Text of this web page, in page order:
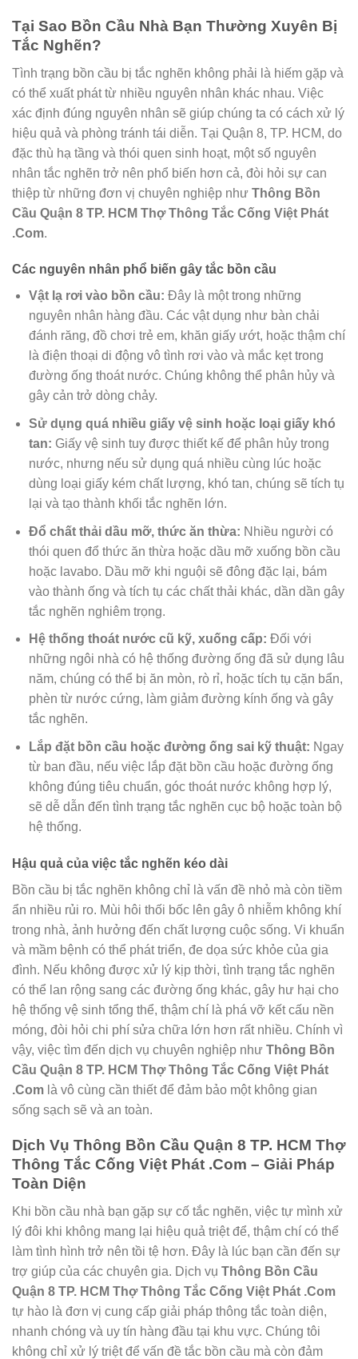
Tại Sao Bồn Cầu Nhà Bạn Thường Xuyên Bị
Tắc Nghẽn?
Tình trạng bồn cầu bị tắc nghẽn không phải là hiếm gặp và
có thể xuất phát từ nhiều nguyên nhân khác nhau. Việc
xác định đúng nguyên nhân sẽ giúp chúng ta có cách xử lý
hiệu quả và phòng tránh tái diễn. Tại Quận 8, TP. HCM, do
đặc thù hạ tầng và thói quen sinh hoạt, một số nguyên
nhân tắc nghẽn trở nên phổ biến hơn cả, đòi hỏi sự can
thiệp từ những đơn vị chuyên nghiệp như Thông Bồn
Cầu Quận 8 TP. HCM Thợ Thông Tắc Cống Việt Phát
.Com.
Các nguyên nhân phổ biến gây tắc bồn cầu
Vật lạ rơi vào bồn cầu: Đây là một trong những
nguyên nhân hàng đầu. Các vật dụng như bàn chải
đánh răng, đồ chơi trẻ em, khăn giấy ướt, hoặc thậm chí
là điện thoại di động vô tình rơi vào và mắc kẹt trong
đường ống thoát nước. Chúng không thể phân hủy và
gây cản trở dòng chảy.
Sử dụng quá nhiều giấy vệ sinh hoặc loại giấy khó
tan: Giấy vệ sinh tuy được thiết kế để phân hủy trong
nước, nhưng nếu sử dụng quá nhiều cùng lúc hoặc
dùng loại giấy kém chất lượng, khó tan, chúng sẽ tích tụ
lại và tạo thành khối tắc nghẽn lớn.
Đổ chất thải dầu mỡ, thức ăn thừa: Nhiều người có
thói quen đổ thức ăn thừa hoặc dầu mỡ xuống bồn cầu
hoặc lavabo. Dầu mỡ khi nguội sẽ đông đặc lại, bám
vào thành ống và tích tụ các chất thải khác, dần dần gây
tắc nghẽn nghiêm trọng.
Hệ thống thoát nước cũ kỹ, xuống cấp: Đối với
những ngôi nhà có hệ thống đường ống đã sử dụng lâu
năm, chúng có thể bị ăn mòn, rò rỉ, hoặc tích tụ cặn bẩn,
phèn từ nước cứng, làm giảm đường kính ống và gây
tắc nghẽn.
Lắp đặt bồn cầu hoặc đường ống sai kỹ thuật: Ngay
từ ban đầu, nếu việc lắp đặt bồn cầu hoặc đường ống
không đúng tiêu chuẩn, góc thoát nước không hợp lý,
sẽ dễ dẫn đến tình trạng tắc nghẽn cục bộ hoặc toàn bộ
hệ thống.
Hậu quả của việc tắc nghẽn kéo dài
Bồn cầu bị tắc nghẽn không chỉ là vấn đề nhỏ mà còn tiềm
ẩn nhiều rủi ro. Mùi hôi thối bốc lên gây ô nhiễm không khí
trong nhà, ảnh hưởng đến chất lượng cuộc sống. Vi khuẩn
và mầm bệnh có thể phát triển, đe dọa sức khỏe của gia
đình. Nếu không được xử lý kịp thời, tình trạng tắc nghẽn
có thể lan rộng sang các đường ống khác, gây hư hại cho
hệ thống vệ sinh tổng thể, thậm chí là phá vỡ kết cấu nền
móng, đòi hỏi chi phí sửa chữa lớn hơn rất nhiều. Chính vì
vậy, việc tìm đến dịch vụ chuyên nghiệp như Thông Bồn
Cầu Quận 8 TP. HCM Thợ Thông Tắc Cống Việt Phát
.Com là vô cùng cần thiết để đảm bảo một không gian
sống sạch sẽ và an toàn.
Dịch Vụ Thông Bồn Cầu Quận 8 TP. HCM Thợ
Thông Tắc Cống Việt Phát .Com – Giải Pháp
Toàn Diện
Khi bồn cầu nhà bạn gặp sự cố tắc nghẽn, việc tự mình xử
lý đôi khi không mang lại hiệu quả triệt để, thậm chí có thể
làm tình hình trở nên tồi tệ hơn. Đây là lúc bạn cần đến sự
trợ giúp của các chuyên gia. Dịch vụ Thông Bồn Cầu
Quận 8 TP. HCM Thợ Thông Tắc Cống Việt Phát .Com
tự hào là đơn vị cung cấp giải pháp thông tắc toàn diện,
nhanh chóng và uy tín hàng đầu tại khu vực. Chúng tôi
không chỉ xử lý triệt để vấn đề tắc bồn cầu mà còn đảm